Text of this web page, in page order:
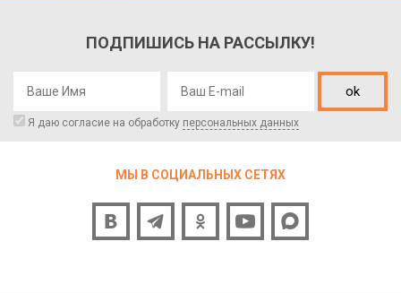
ПОДПИШИСЬ НА РАССЫЛКУ!
ok
Я даю согласие на обработку персональных данных
МЫ В СОЦИАЛЬНЫХ СЕТЯХ